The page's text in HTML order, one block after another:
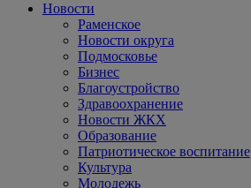
Новости
Раменское
Новости округа
Подмосковье
Бизнес
Благоустройство
Здравоохранение
Новости ЖКХ
Образование
Патриотическое воспитание
Культура
Молодежь